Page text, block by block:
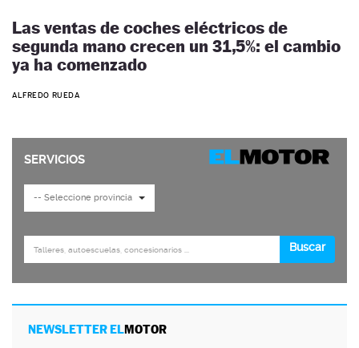
Las ventas de coches eléctricos de
segunda mano crecen un 31,5%: el cambio
ya ha comenzado
ALFREDO RUEDA
NEWSLETTER ELMOTOR